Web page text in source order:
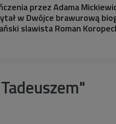
przez Adama
w Dwójce brawurową
slawista Roman